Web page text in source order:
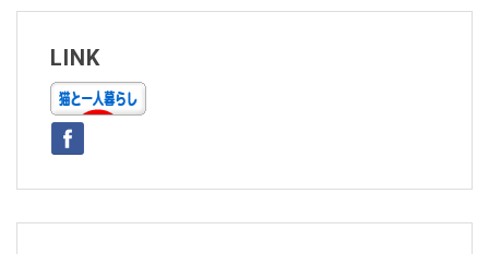
ビ
ゲ
ー
シ
ョ
ン
LINK